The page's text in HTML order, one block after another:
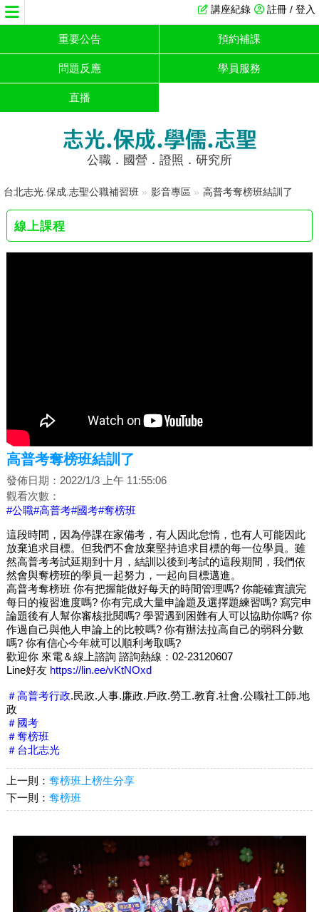
註冊 / 登入
講座紀錄
重要公告 預約補課
問題反應 學員服務
直播
志光.保成.學儒.志聖
公職．國營．證照．研究所
台北志光.保成.志聖公職補習班 » 影音專區 » 高普考奪榜班結訓了
線上課程
高普考奪榜班結訓了
發佈日期：2022/1/3 上午 11:55:06
觀看次數：
#公職#高普考#國考#奪榜班
這段時間，因為停課在家備考，有人因此怠惰，也有人可能因此
放棄追求目標。但我們不會放棄堅持追求目標的每一位學員。雖
然高普考考試延期到十月，結訓以後到考試的這段期間，我們依
然會與奪榜班的學員一起努力，一起向目標邁進。
高普考奪榜班 你有把握能做好每天的時間管理嗎? 你能確實讀完
每日的複習進度嗎? 你有完成大量申論題及選擇題練習嗎? 寫完申
論題後有人幫你審核批閱嗎? 學習遇到困難有人可以協助你嗎? 你
作過自己與他人申論上的比較嗎? 你有辦法拉高自己的弱科分數
嗎? 你有信心今年就可以順利考取嗎?
歡迎你 來電＆線上諮詢 諮詢熱線：02-23120607
Line好友 https://lin.ee/vKtNOxd
＃高普考行政.民政.人事.廉政.戶政.勞工.教育.社會.公職社工師.地
政
＃國考
＃奪榜班
＃台北志光
上一則： 奪榜班上榜生分享
下一則： 奪榜班